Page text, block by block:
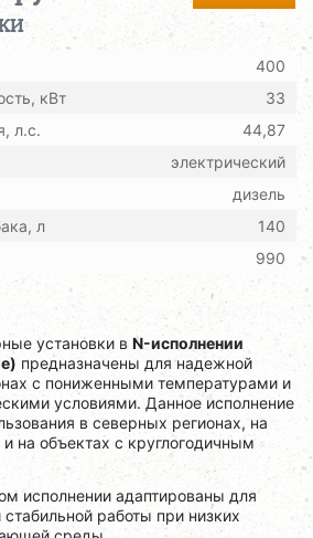
400
кВт
33
л.с.
44,87
электрический
дизель
л
140
990
установки в N-исполнении
предназначены для надежной
с пониженными температурами и
условиями. Данное исполнение
в северных регионах, на
на объектах с круглогодичным
исполнении адаптированы для
работы при низких